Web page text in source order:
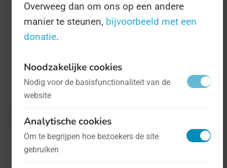
is voor despecialisten onder ons.
Wat wij dan weer wél weten is dat de MS-Dag
informatie daarover is te vinden op
worldmsday.org
Overweeg dan om ons op een andere
manier te steunen, bijvoorbeeld met een
donatie.
Noodzakelijke cookies
Nodig voor de basisfunctionaliteit van de
website
Analytische cookies
Om te begrijpen hoe bezoekers de site
gebruiken